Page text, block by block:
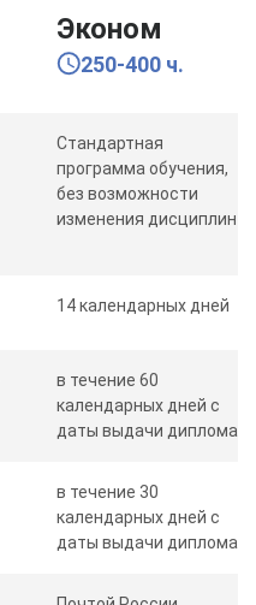
Эконом
250-400 ч.
Стандартная
программа обучения,
без возможности
изменения дисциплин
14 календарных дней
в течение 60
календарных дней с
даты выдачи диплома
в течение 30
календарных дней с
даты выдачи диплома